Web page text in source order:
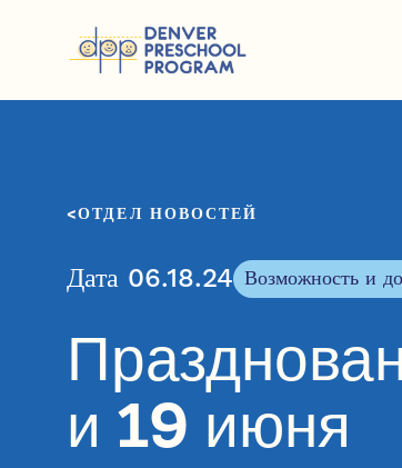
ОТДЕЛ НОВОСТЕЙ
Дата 06.18.24 Возможность и
и 19 июня